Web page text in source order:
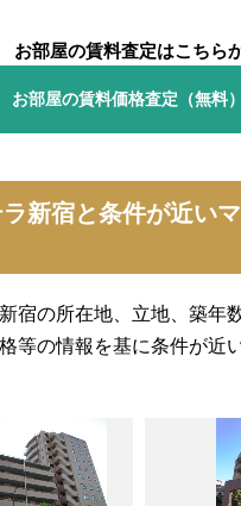
お部屋の賃料査定はこちら
お部屋の賃料価格査定（無料）
新宿と条件が近い
宿の所在地、立地、築年
等の情報を基に条件が近